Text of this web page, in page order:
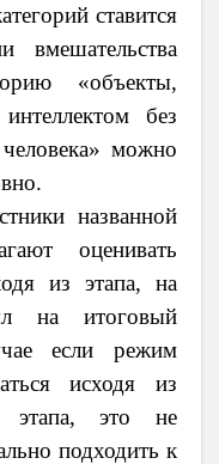
ставится
вмешательства
«объекты,
без
можно
названной
оценивать
из этапа, на
на итоговый
если режим
исходя из
этапа, это не
подходить к